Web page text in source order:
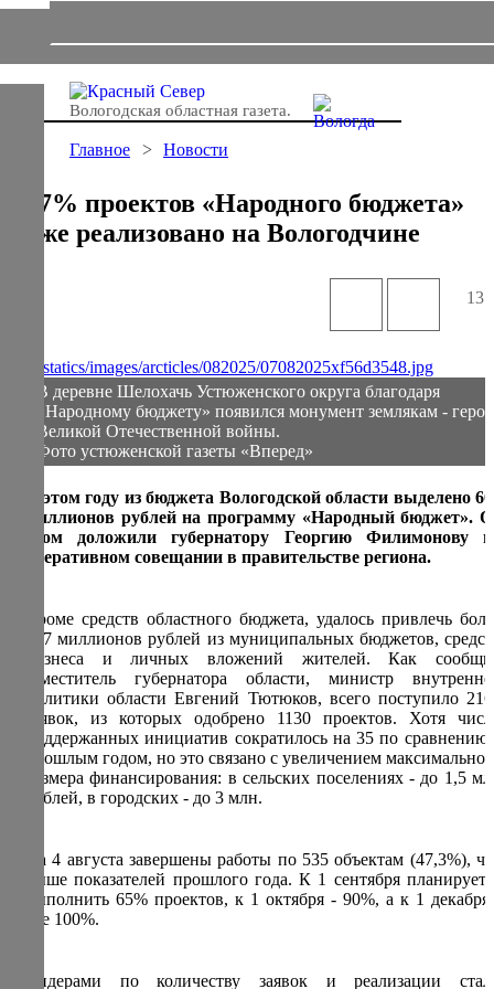
Вологодская областная газета.
Главное Новости
47% проектов «Народного бюджета»
уже реализовано на Вологодчине
В деревне Шелохачь Устюженского округа благодаря
«Народному бюджету» появился монумент землякам -
Великой Отечественной войны.
Фото устюженской газеты «Вперед»
В этом году из бюджета Вологодской области выделено
миллионов рублей на программу «Народный бюджет».
этом доложили губернатору Георгию Филимонову
оперативном совещании в правительстве региона.
Кроме средств областного бюджета, удалось привлечь
257 миллионов рублей из муниципальных бюджетов,
бизнеса и личных вложений жителей. Как
заместитель губернатора области, министр
политики области Евгений Тютюков, всего поступило
заявок, из которых одобрено 1130 проектов. Хотя
поддержанных инициатив сократилось на 35 по сравнению
прошлым годом, но это связано с увеличением
размера финансирования: в сельских поселениях - до 1,5
рублей, в городских - до 3 млн.
На 4 августа завершены работы по 535 объектам (47,3%),
выше показателей прошлого года. К 1 сентября
выполнить 65% проектов, к 1 октября - 90%, а к 1
все 100%.
Лидерами по количеству заявок и реализации